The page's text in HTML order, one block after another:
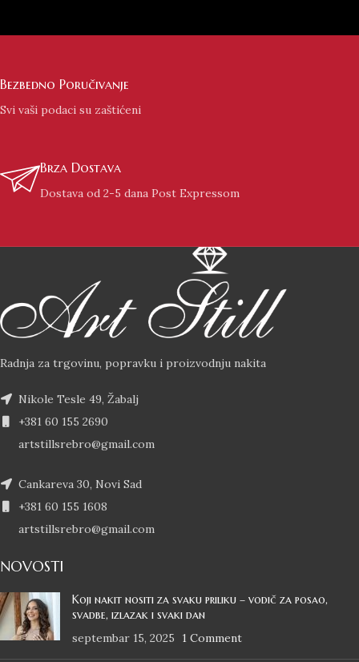
Bezbedno Poručivanje
Svi vaši podaci su zaštićeni
Brza Dostava
Dostava od 2-5 dana Post Expressom
Radnja za trgovinu, popravku i proizvodnju nakita
Nikole Tesle 49, Žabalj
+381 60 155 2690
artstillsrebro@gmail.com
Cankareva 30, Novi Sad
+381 60 155 1608
artstillsrebro@gmail.com
NOVOSTI
Koji nakit nositi za svaku priliku – vodič za posao,
svadbe, izlazak i svaki dan
septembar 15, 2025
1 Comment